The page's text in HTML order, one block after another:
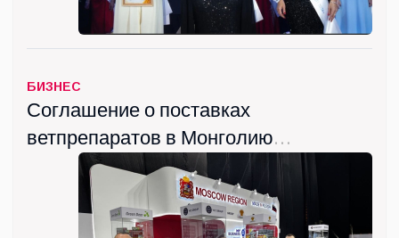
БИЗНЕС
Соглашение о поставках
ветпрепаратов в Монголию
подписала Госкомпания
"ВИК" из Люберец